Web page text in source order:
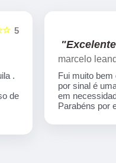
5
"Indico!!!"
Rafaela Silva
Auto escola
para
todo suporte